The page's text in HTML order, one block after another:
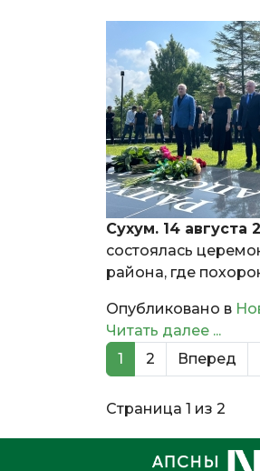
Сухум. 14 августа
состоялась
района, где
Опубликовано в
Читать далее ...
1
2 Вперед
Страница 1 из 2